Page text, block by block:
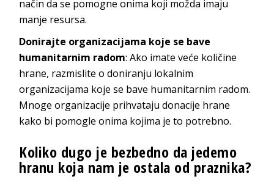
način da se pomogne onima koji možda imaju
manje resursa.
Donirajte organizacijama koje se bave
humanitarnim radom: Ako imate veće količine
hrane, razmislite o doniranju lokalnim
organizacijama koje se bave humanitarnim radom.
Mnoge organizacije prihvataju donacije hrane
kako bi pomogle onima kojima je to potrebno.
Koliko dugo je bezbedno da jedemo
hranu koja nam je ostala od praznika?